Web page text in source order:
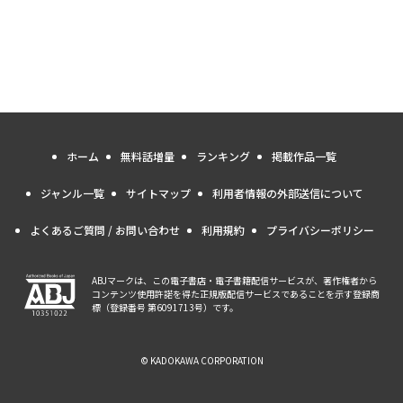
ホーム 無料話増量 ランキング 掲載作品一覧
ジャンル一覧 サイトマップ 利用者情報の外部送信について
よくあるご質問 / お問い合わせ 利用規約 プライバシーポリシー
ABJマークは、この電子書店・電子書籍配信サービスが、著作権者から
コンテンツ使用許諾を得た正規版配信サービスであることを示す登録商
標（登録番号 第6091713号）です。
© KADOKAWA CORPORATION